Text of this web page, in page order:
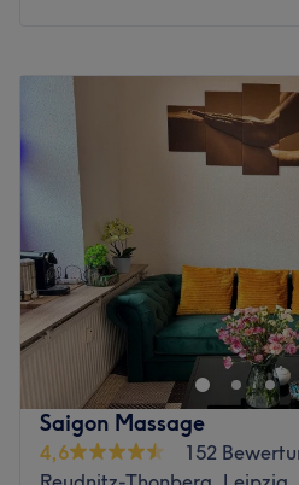
Dienstag
Mittwoch
Donnerstag
Freitag
Samstag
Sonntag
Das Metta Institut in Leipzig,
vielfältiges Angebot an
darunter traditionelle Thai-
Kosmetik. Mit über 12 Jahren
großen Wert auf Qualität,
Behandlungen werden mit
renommierter thailändischer
Saigon Massage
4,6
152